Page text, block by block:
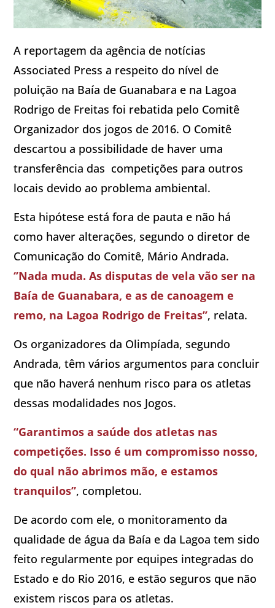
A reportagem da agência de notícias
Associated Press a respeito do nível de
poluição na Baía de Guanabara e na Lagoa
Rodrigo de Freitas foi rebatida pelo Comitê
Organizador dos jogos de 2016. O Comitê
descartou a possibilidade de haver uma
transferência das competições para outros
locais devido ao problema ambiental.
Esta hipótese está fora de pauta e não há
como haver alterações, segundo o diretor de
Comunicação do Comitê, Mário Andrada.
‘’Nada muda. As disputas de vela vão ser na
Baía de Guanabara, e as de canoagem e
remo, na Lagoa Rodrigo de Freitas’’, relata.
Os organizadores da Olimpíada, segundo
Andrada, têm vários argumentos para concluir
que não haverá nenhum risco para os atletas
dessas modalidades nos Jogos.
“Garantimos a saúde dos atletas nas
competições. Isso é um compromisso nosso,
do qual não abrimos mão, e estamos
tranquilos”, completou.
De acordo com ele, o monitoramento da
qualidade de água da Baía e da Lagoa tem sido
feito regularmente por equipes integradas do
Estado e do Rio 2016, e estão seguros que não
existem riscos para os atletas.